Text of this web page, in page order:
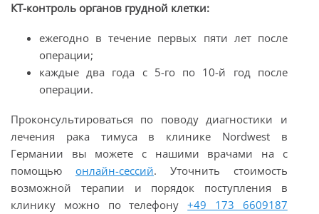
КТ-контроль органов грудной клетки:
ежегодно в течение первых пяти лет после
операции;
каждые два года с 5-го по 10-й год после
операции.
Проконсультироваться по поводу диагностики и
лечения рака тимуса в клинике Nordwest в
Германии вы можете с нашими врачами на с
помощью онлайн-сессий. Уточнить стоимость
возможной терапии и порядок поступления в
клинику можно по телефону+49 173 6609187